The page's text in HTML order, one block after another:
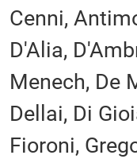
Cenni,
D'Alia,
Menech, De
Dellai, Di
Fioroni,